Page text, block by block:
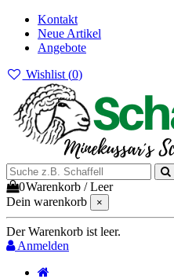
Kontakt
Neue Artikel
Angebote
Wishlist (0)
0Warenkorb /Leer
Dein warenkorb
×
Der Warenkorb ist leer.
Anmelden